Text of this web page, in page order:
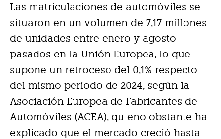
Las matriculaciones de automóviles se
situaron en un volumen de 7,17 millones
de unidades entre enero y agosto
pasados en la Unión Europea, lo que
supone un retroceso del 0,1% respecto
del mismo periodo de 2024, según la
Asociación Europea de Fabricantes de
Automóviles (ACEA), qu eno obstante ha
explicado que el mercado creció hasta